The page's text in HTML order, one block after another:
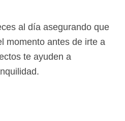
al día asegurando que
momento antes de irte a
te ayuden a